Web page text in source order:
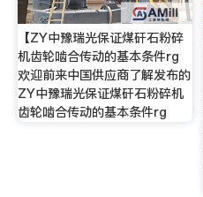
【ZY中豫瑞光保证煤矸石粉碎
机齿轮啮合传动的基本条件rg
欢迎前来中国供应商了解发布的
ZY中豫瑞光保证煤矸石粉碎机
齿轮啮合传动的基本条件rg